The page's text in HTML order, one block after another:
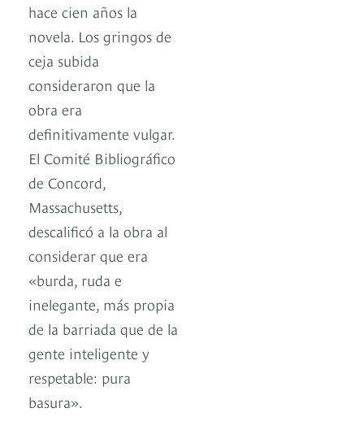
hace cien años la
novela. Los gringos de
ceja subida
consideraron que la
obra era
definitivamente vulgar.
El Comité Bibliográfico
de Concord,
Massachusetts,
descalificó a la obra al
considerar que era
«burda, ruda e
inelegante, más propia
de la barriada que de la
gente inteligente y
respetable: pura
basura».